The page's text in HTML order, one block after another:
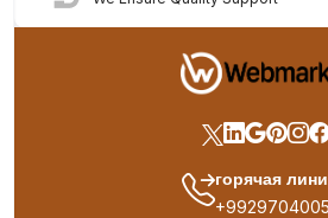
горячая